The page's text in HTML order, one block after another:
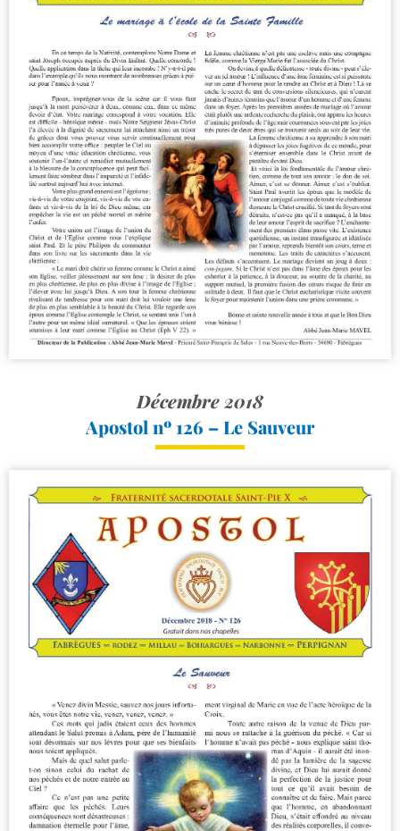
Décembre 2018
Apostol nº 126 – Le Sauveur